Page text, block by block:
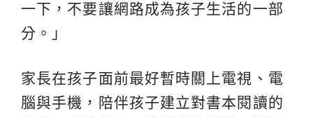
一下，不要讓網路成為孩子生活的一部
分。」
家長在孩子面前最好暫時關上電視、電
腦與手機，陪伴孩子建立對書本閱讀的